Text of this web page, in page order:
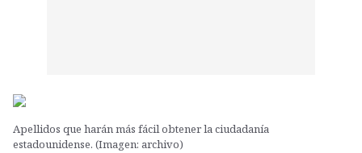
Apellidos que harán más fácil obtener la ciudadanía
estadounidense. (Imagen: archivo)